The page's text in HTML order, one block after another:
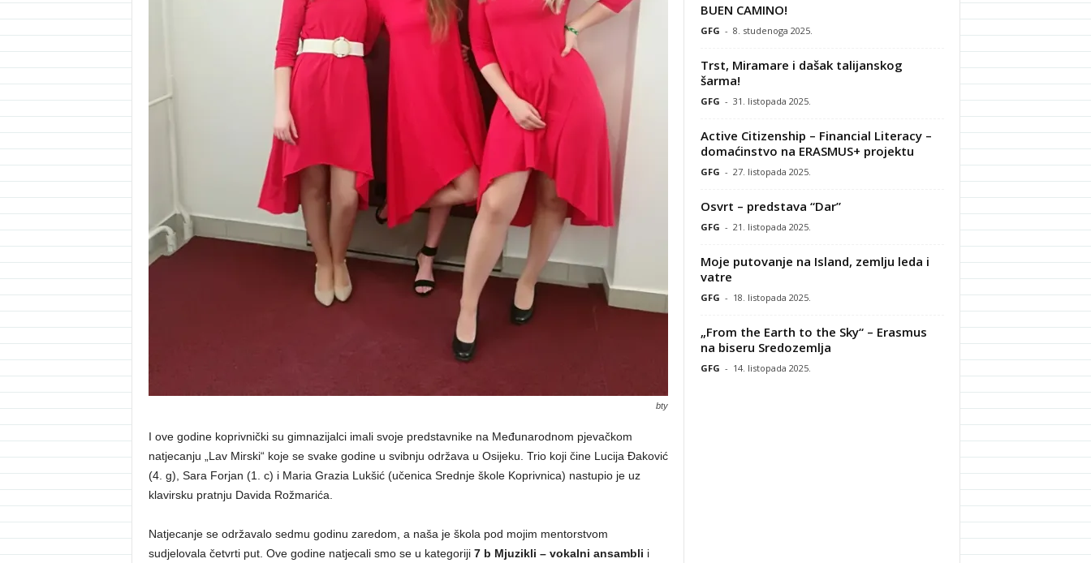
bty
I ove godine koprivnički su gimnazijalci imali svoje predstavnike na Međunarodnom pjevačkom
natjecanju „Lav Mirski“ koje se svake godine u svibnju održava u Osijeku. Trio koji čine Lucija Đaković
(4. g), Sara Forjan (1. c) i Maria Grazia Lukšić (učenica Srednje škole Koprivnica) nastupio je uz
klavirsku pratnju Davida Rožmarića.
Natjecanje se održavalo sedmu godinu zaredom, a naša je škola pod mojim mentorstvom
sudjelovala četvrti put. Ove godine natjecali smo se u kategoriji 7 b Mjuzikli – vokalni ansambli i
BUEN CAMINO!
GFG - 8. studenoga 2025.
Trst, Miramare i dašak talijanskog
šarma!
GFG - 31. listopada 2025.
Active Citizenship – Financial Literacy –
domaćinstvo na ERASMUS+ projektu
GFG - 27. listopada 2025.
Osvrt – predstava “Dar”
GFG - 21. listopada 2025.
Moje putovanje na Island, zemlju leda i
vatre
GFG - 18. listopada 2025.
„From the Earth to the Sky“ – Erasmus
na biseru Sredozemlja
GFG - 14. listopada 2025.